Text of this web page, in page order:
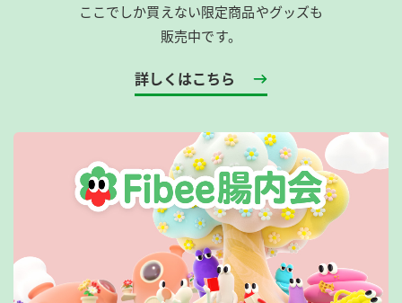
ここでしか買えない限定商品やグッズも
販売中です。
詳しくはこちら